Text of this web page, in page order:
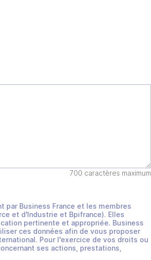
700 caractères maximum
Business France et les membres
et d'Industrie et Bpifrance). Elles
pertinente et appropriée. Business
ces données afin de vous proposer
Pour l'exercice de vos droits ou
ses actions, prestations,